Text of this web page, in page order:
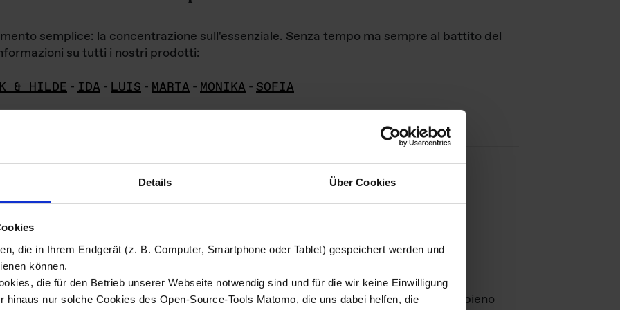
Details Über Cookies
die in Ihrem Endgerät (z. B. Computer, Smartphone oder Tablet) gespeichert werden und
können.
die für den Betrieb unserer Webseite notwendig sind und für die wir keine Einwilligung
hinaus nur solche Cookies des Open-Source-Tools Matomo, die uns dabei helfen, die
semplice: la concentrazione sull'essenziale. Senza tempo ma sempre al battito del
su tutti i nostri prodotti:
& HILDE - IDA - LUIS - MARTA - MONIKA - SOFIA
di immagini
materiale fotografico sono detenuti daDas ganze LebenGmbH e rimangono in pieno